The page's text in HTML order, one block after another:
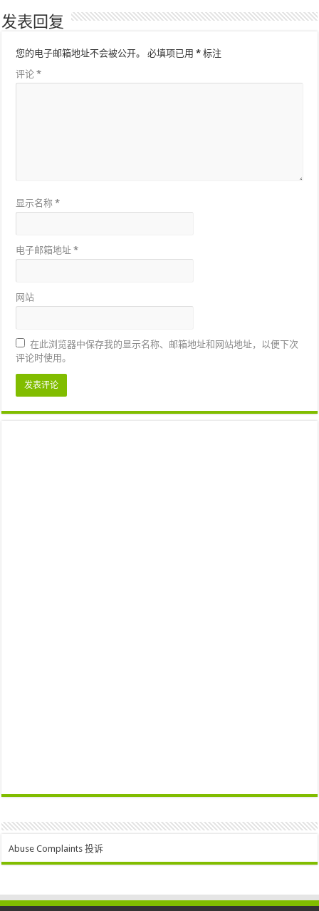
发表回复
您的电子邮箱地址不会被公开。 必填项已用* 标注
评论*
显示名称*
电子邮箱地址*
网站
在此浏览器中保存我的显示名称、邮箱地址和网站地址，以便下次
评论时使用。
Abuse Complaints 投诉